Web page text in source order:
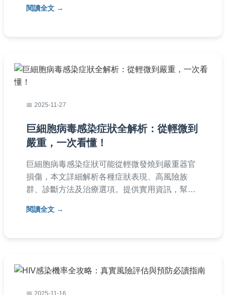
復。內容基於醫學知識和真實經驗，適合所有年
閱讀全文
2025-11-27
巨細胞病毒感染症狀全解析：從輕微到
嚴重，一次看懂！
巨細胞病毒感染症狀可能從輕微發燒到嚴重器官
損傷，本文詳細解析各種症狀表現、高風險族
群、診斷方法及治療選項。提供實用資訊，幫助
家人健康。內容涵蓋常見問答，解決您的所有疑
閱讀全文
2025-11-16